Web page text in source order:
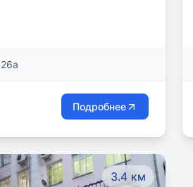
Подробнее
3.4 км